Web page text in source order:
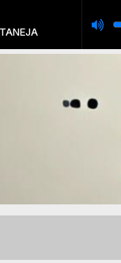
- Filho do Mato (Clipe